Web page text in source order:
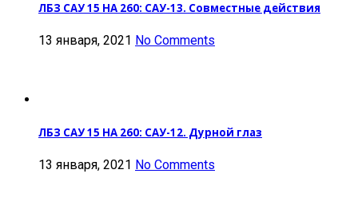
ЛБЗ САУ 15 НА 260: САУ-13. Совместные действия
13 января, 2021 No Comments
ЛБЗ САУ 15 НА 260: САУ-12. Дурной глаз
13 января, 2021 No Comments